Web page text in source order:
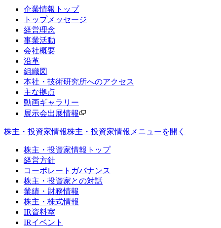
企業情報トップ
トップメッセージ
経営理念
事業活動
会社概要
沿革
組織図
本社・技術研究所へのアクセス
主な拠点
動画ギャラリー
展示会出展情報
株主・投資家情報株主・投資家情報メニューを開く
株主・投資家情報トップ
経営方針
コーポレートガバナンス
株主・投資家との対話
業績・財務情報
株主・株式情報
IR資料室
IRイベント